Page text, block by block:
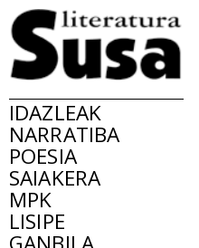
IDAZLEAK
NARRATIBA
POESIA
SAIAKERA
MPK
LISIPE